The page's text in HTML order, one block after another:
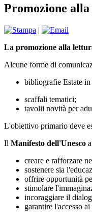
Promozione
|
La promozione alla
Alcune forme di
bibliografie Estate
scaffali tematici;
tavolii novità per
L'obiettivo primario deve
Il Manifesto dell'Unesco
creare e rafforzare
sostenere sia
offrire opportunità
stimolare
incoraggiare il
garantire l'accesso